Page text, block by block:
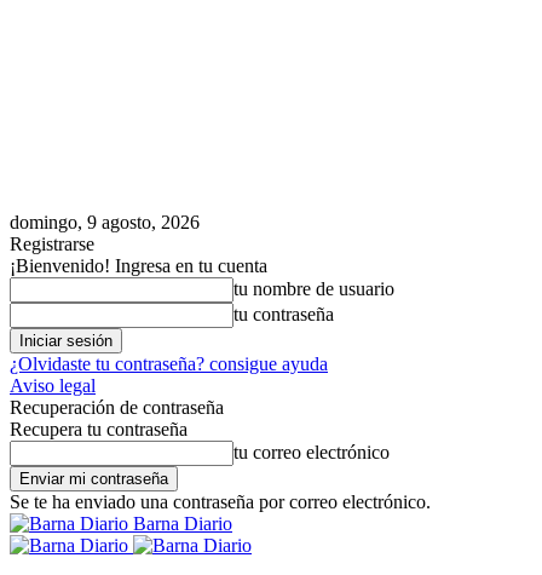
domingo, 9 agosto, 2026
Registrarse
¡Bienvenido! Ingresa en tu cuenta
tu nombre de usuario
tu contraseña
¿Olvidaste tu contraseña? consigue ayuda
Aviso legal
Recuperación de contraseña
Recupera tu contraseña
tu correo electrónico
Se te ha enviado una contraseña por correo electrónico.
Barna Diario